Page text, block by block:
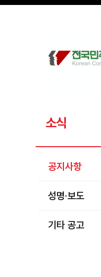
메뉴 건너뛰기
소식
공지사항
성명·보도
기타 공고
Sketchbook5,